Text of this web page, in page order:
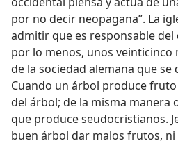
por no decir neopagana”. La
admitir que es responsable
por lo menos, unos veinticinco
de la sociedad alemana que
Cuando un árbol produce
del árbol; de la misma manera
que produce seudocristianos.
buen árbol dar malos frutos,